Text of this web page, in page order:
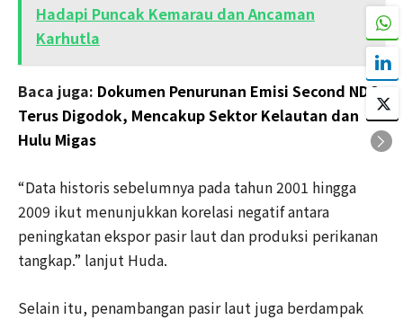
Hadapi Puncak Kemarau dan Ancaman
Karhutla
Baca juga: Dokumen Penurunan Emisi Second NDC
Terus Digodok, Mencakup Sektor Kelautan dan
Hulu Migas
“Data historis sebelumnya pada tahun 2001 hingga
2009 ikut menunjukkan korelasi negatif antara
peningkatan ekspor pasir laut dan produksi perikanan
tangkap.” lanjut Huda.
Selain itu, penambangan pasir laut juga berdampak